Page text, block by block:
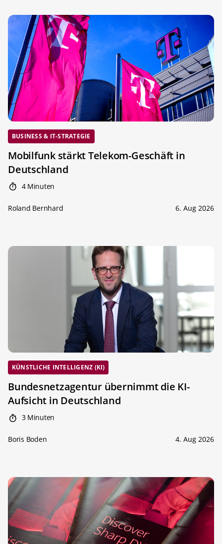
BUSINESS & IT-STRATEGIE
Mobilfunk stärkt Telekom-Geschäft in
Deutschland
4 Minuten
Roland Bernhard 6. Aug 2026
KÜNSTLICHE INTELLIGENZ (KI)
Bundesnetzagentur übernimmt die KI-
Aufsicht in Deutschland
3 Minuten
Boris Boden 4. Aug 2026